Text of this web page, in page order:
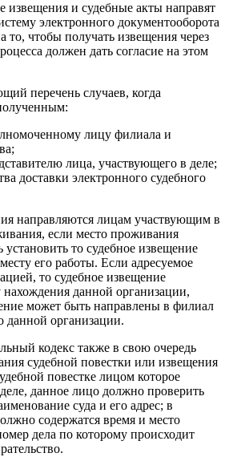
извещения и судебные акты направят
электронного документооборота
то, чтобы получать извещения через
должен дать согласие на этом
перечень случаев, когда
лицу филиала и
лица, участвующего в деле;
доставки электронного судебного
направляются лицам участвующим в
если место проживания
установить то судебное извещение
его работы. Если адресуемое
то судебное извещение
нахождения данной организации,
может быть направлены в филиал
данной организации.
кодекс также в свою очередь
судебной повестки или извещения
повестке лицом которое
данное лицо должно проверить
суда и его адрес; в
содержатся время и место
дела по которому происходит